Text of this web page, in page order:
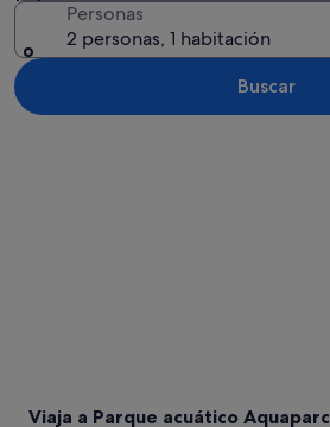
Personas
2 personas, 1 habitación
Buscar
Viaja a Parque acuático Aquaparc